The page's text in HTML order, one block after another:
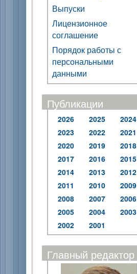
Выпуски
Лицензионное
соглашение
Порядок работы с
персональными
данными
Публикации
2026 2025
2024
2023
2022
2021
2020
2019
2018
2017
2016
2015
2014
2013
2012
2011
2010
2009
2008
2007
2006
2005
2004
2003
2002
2001
Главный редактор